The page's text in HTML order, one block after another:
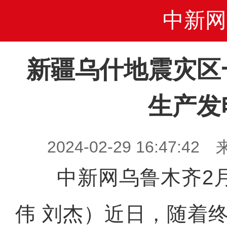
中新网
新疆乌什地震灾
生产发
2024-02-29 16:47:42
中新网乌鲁木齐2
伟 刘杰）近日，随着